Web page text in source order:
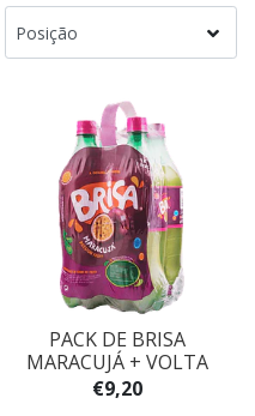
PACK DE BRISA
MARACUJÁ + VOLTA
€9,20